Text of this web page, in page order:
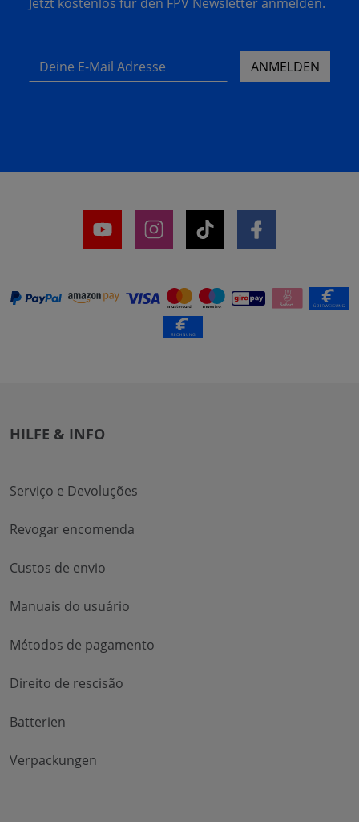
Deine E-Mail Adresse ANMELDEN
HILFE & INFO
Serviço e Devoluções
Revogar encomenda
Custos de envio
Manuais do usuário
Métodos de pagamento
Direito de rescisão
Batterien
Verpackungen